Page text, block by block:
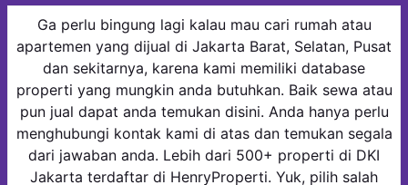
Ga perlu bingung lagi kalau mau cari rumah atau
apartemen yang dijual di Jakarta Barat, Selatan, Pusat
dan sekitarnya, karena kami memiliki database
properti yang mungkin anda butuhkan. Baik sewa atau
pun jual dapat anda temukan disini. Anda hanya perlu
menghubungi kontak kami di atas dan temukan segala
dari jawaban anda. Lebih dari 500+ properti di DKI
Jakarta terdaftar di HenryProperti. Yuk, pilih salah